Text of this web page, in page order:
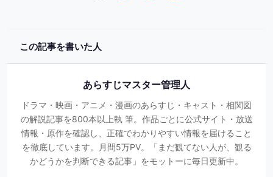
この記事を書いた人
あらすじマスター管理人
ドラマ・映画・アニメ・漫画のあらすじ・キャスト・相関図
の解説記事を800本以上執 筆。作品ごとに公式サイト・放送
情報・原作を確認し、正確でわかりやすい情報を届けること
を徹底しています。月間5万PV。「まだ観てない人が、観る
かどうかを判断できる記事」をモットーに毎日更新中。